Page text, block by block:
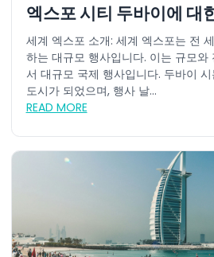
엑스포 시티 두바이에 대
세계 엑스포 소개: 세계 엑스포는 전
하는 대규모 행사입니다. 이는 규모와
서 대규모 국제 행사입니다. 두바이
도시가 되었으며, 행사 날...
READ MORE